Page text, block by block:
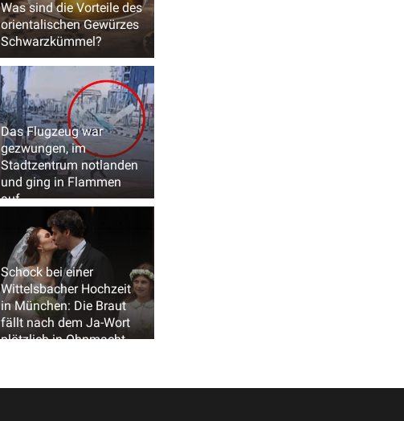
Was sind die Vorteile des
orientalischen Gewürzes
Schwarzkümmel?
Das Flugzeug war
gezwungen, im
Stadtzentrum notlanden
und ging in Flammen
auf
Schock bei einer
Wittelsbacher Hochzeit
in München: Die Braut
fällt nach dem Ja-Wort
plötzlich in Ohnmacht